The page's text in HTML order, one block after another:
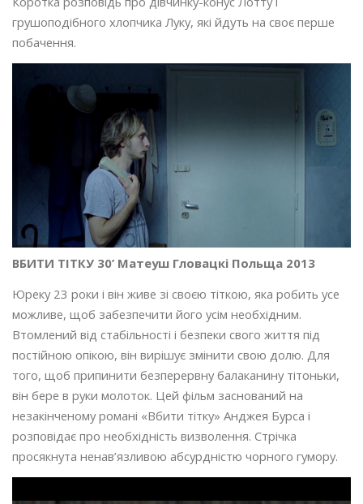
грушоподібного хлопчика Луку, які йдуть на своє перше
побачення.
ВБИТИ ТІТКУ 30’ Матеуш Гловацкі Польща 2013
Юреку 23 роки і він живе зі своєю тіткою, яка робить усе
можливе, щоб забезпечити його усім необхідним.
Втомлений від стабільності і безпеки свого життя під
постійною опікою, він вирішує змінити свою долю. Для
того, щоб припинити безперервну балаканину тітоньки,
він бере в руки молоток. Цей фільм заснований на
незакінченому романі «Вбити тітку» Анджея Бурса і
розповідає про необхідність визволення. Стрічка
просякнута ненав’язливою абсурдністю чорного гумору.